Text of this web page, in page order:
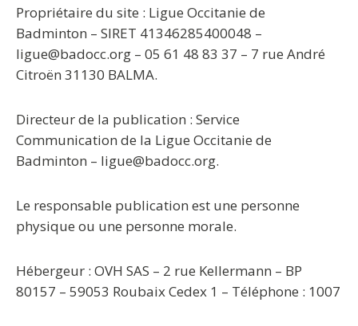
Propriétaire du site : Ligue Occitanie de
Badminton – SIRET 41346285400048 –
ligue@badocc.org – 05 61 48 83 37 – 7 rue André
Citroën 31130 BALMA.
Directeur de la publication : Service
Communication de la Ligue Occitanie de
Badminton – ligue@badocc.org.
Le responsable publication est une personne
physique ou une personne morale.
Hébergeur : OVH SAS – 2 rue Kellermann – BP
80157 – 59053 Roubaix Cedex 1 – Téléphone : 1007